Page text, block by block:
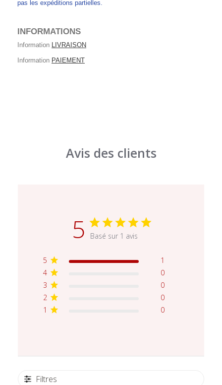
pas les expéditions partielles.
INFORMATIONS
Information LIVRAISON
Information PAIEMENT
Avis des clients
5 Basé sur 1 avis
5
1
4
0
3
0
2
0
1
0
Filtres